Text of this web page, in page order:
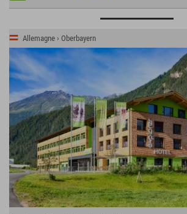
Allemagne › Oberbayern